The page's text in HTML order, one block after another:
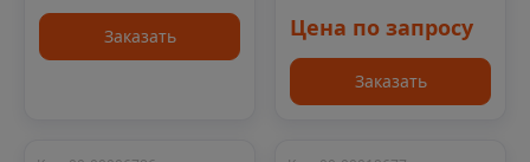
Заказать Цена по запросу
Заказать